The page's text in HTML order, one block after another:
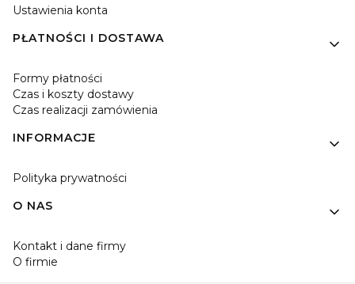
Ustawienia konta
PŁATNOŚCI I DOSTAWA
Formy płatności
Czas i koszty dostawy
Czas realizacji zamówienia
INFORMACJE
Polityka prywatności
O NAS
Kontakt i dane firmy
O firmie